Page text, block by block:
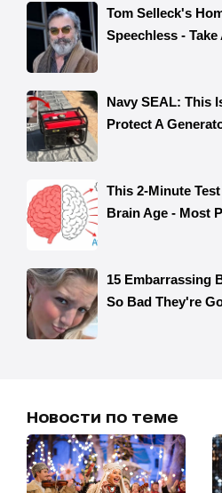
Новости по теме